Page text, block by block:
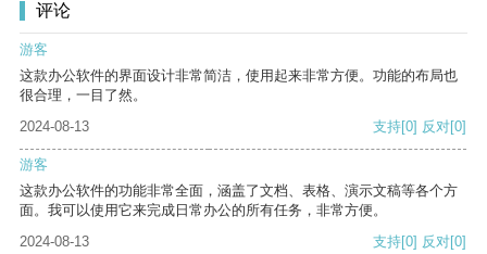
评论
游客
这款办公软件的界面设计非常简洁，使用起来非常方便。功能的布局也
很合理，一目了然。
2024-08-13
支持[0] 反对[0]
游客
这款办公软件的功能非常全面，涵盖了文档、表格、演示文稿等各个方
面。我可以使用它来完成日常办公的所有任务，非常方便。
2024-08-13
支持[0] 反对[0]